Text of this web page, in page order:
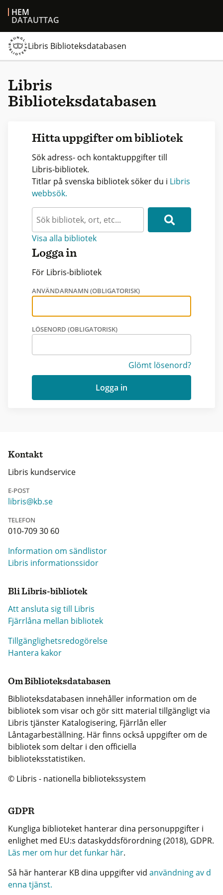
HEM
DATAUTTAG
Libris Biblioteksdatabasen
Libris
Biblioteksdatabasen
Hitta uppgifter om bibliotek
Sök adress- och kontaktuppgifter till
Libris-bibliotek.
Titlar på svenska bibliotek söker du i Libris
webbsök.
Visa alla bibliotek
Logga in
För Libris-bibliotek
ANVÄNDARNAMN (OBLIGATORISK)
LÖSENORD (OBLIGATORISK)
Glömt lösenord?
Logga in
Kontakt
Libris kundservice
E-POST
libris@kb.se
TELEFON
010-709 30 60
Information om sändlistor
Libris informationssidor
Bli Libris-bibliotek
Att ansluta sig till Libris
Fjärrlåna mellan bibliotek
Tillgänglighetsredogörelse
Hantera kakor
Om Biblioteksdatabasen
Biblioteksdatabasen innehåller information om de
bibliotek som visar och gör sitt material tillgängligt via
Libris tjänster Katalogisering, Fjärrlån eller
Låntagarbeställning. Här finns också uppgifter om de
bibliotek som deltar i den officiella
biblioteksstatistiken.
© Libris - nationella bibliotekssystem
GDPR
Kungliga biblioteket hanterar dina personuppgifter i
enlighet med EU:s dataskyddsförordning (2018), GDPR.
Läs mer om hur det funkar här.
Så här hanterar KB dina uppgifter vid användning av d
enna tjänst.